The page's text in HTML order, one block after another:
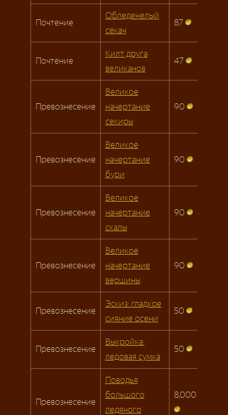
Почтение
Обледенелый
секач
87
Почтение
Килт друга
великанов
47
Превознесение
Великое
начертание
секиры
90
Превознесение
Великое
начертание
бури
90
Превознесение
Великое
начертание
скалы
90
Превознесение
Великое
начертание
вершины
90
Превознесение
Эскиз: гладкое
сияние осени
50
Превознесение
Выкройка:
ледовая сумка
50
Превознесение
Поводья
большого
ледяного
8,000